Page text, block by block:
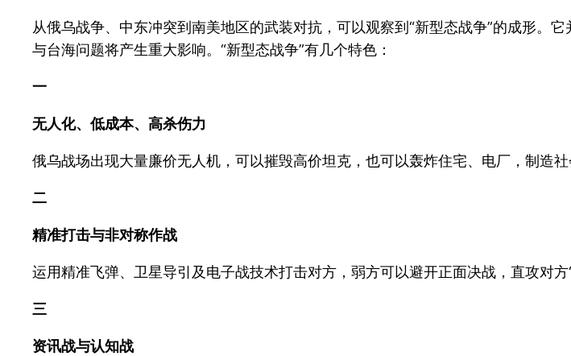
从俄乌战争、中东冲突到南美地区的武装对抗，可以观察到“新型态战争”的成形。
与台海问题将产生重大影响。“新型态战争”有几个特色：
一
无人化、低成本、高杀伤力
俄乌战场出现大量廉价无人机，可以摧毁高价坦克，也可以轰炸住宅、电厂，制造
二
精准打击与非对称作战
运用精准飞弹、卫星导引及电子战技术打击对方，弱方可以避开正面决战，直攻对方
三
资讯战与认知战